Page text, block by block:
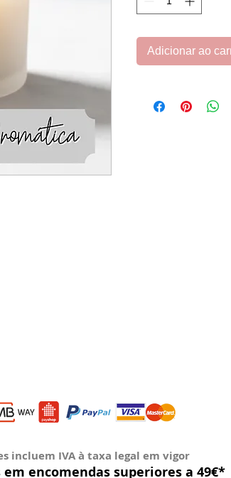
Adicionar ao
incluem IVA à taxa legal em vigor
em encomendas superiores a 49€*